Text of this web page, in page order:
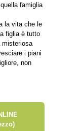
famiglia
la vita che le
figlia è tutto
misteriosa
i piani
non